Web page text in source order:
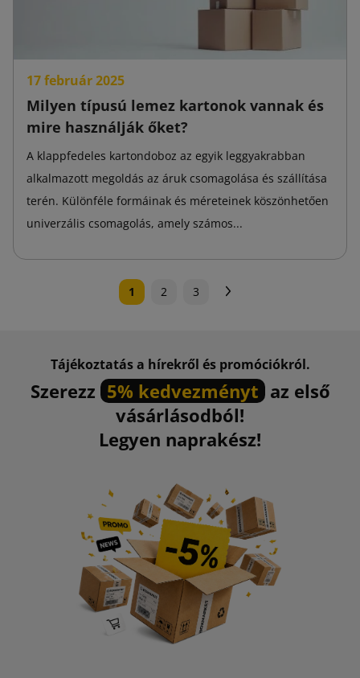
17 február 2025
Milyen típusú lemez kartonok vannak és
mire használják őket?
A klappfedeles kartondoboz az egyik leggyakrabban
alkalmazott megoldás az áruk csomagolása és szállítása
terén. Különféle formáinak és méreteinek köszönhetően
univerzális csomagolás, amely számos...
1 2 3
Tájékoztatás a hírekről és promóciókról.
Szerezz 5% kedvezményt az első
vásárlásodból!
Legyen naprakész!